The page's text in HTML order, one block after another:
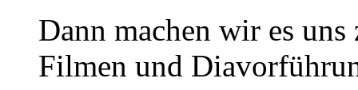
Dann machen wir es
Filmen und